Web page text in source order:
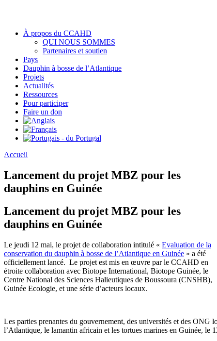
À propos du CCAHD
QUI NOUS SOMMES
Partenaires et soutien
Pays
Dauphin à bosse de l’Atlantique
Projets
Actualités
Ressources
Pour participer
Faire un don
Accueil
Lancement du projet MBZ pour les
dauphins en Guinée
Lancement du projet MBZ pour les
dauphins en Guinée
Le jeudi 12 mai, le projet de collaboration intitulé « Evaluation de la
conservation du dauphin à bosse de l’Atlantique en Guinée » a été
officiellement lancé. Le projet est mis en œuvre par le CCAHD en
étroite collaboration avec Biotope International, Biotope Guinée, le
Centre National des Sciences Halieutiques de Boussoura (CNSHB),
Guinée Ecologie, et une série d’acteurs locaux.
Les parties prenantes du gouvernement, des universités et des ONG
l’Atlantique, le lamantin africain et les tortues marines en Guinée, le